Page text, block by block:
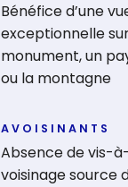
Bénéfice d’une
exceptionnelle
monument, un
ou la montagne
AVOISINANTS
Absence de vis-
voisinage source